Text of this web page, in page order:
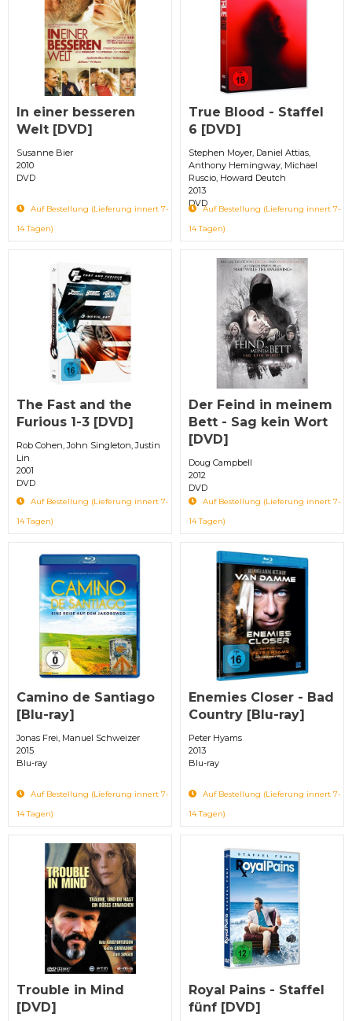
In einer besseren
Welt [DVD]
Susanne Bier
2010
DVD
Auf Bestellung (Lieferung innert 7-
14 Tagen)
True Blood - Staffel
6 [DVD]
Stephen Moyer, Daniel Attias,
Anthony Hemingway, Michael
Ruscio, Howard Deutch
2013
DVD
Auf Bestellung (Lieferung innert 7-
14 Tagen)
The Fast and the
Furious 1-3 [DVD]
Rob Cohen, John Singleton, Justin
Lin
2001
DVD
Auf Bestellung (Lieferung innert 7-
14 Tagen)
Der Feind in meinem
Bett - Sag kein Wort
[DVD]
Doug Campbell
2012
DVD
Auf Bestellung (Lieferung innert 7-
14 Tagen)
Camino de Santiago
[Blu-ray]
Jonas Frei, Manuel Schweizer
2015
Blu-ray
Auf Bestellung (Lieferung innert 7-
14 Tagen)
Enemies Closer - Bad
Country [Blu-ray]
Peter Hyams
2013
Blu-ray
Auf Bestellung (Lieferung innert 7-
14 Tagen)
Trouble in Mind
[DVD]
Royal Pains - Staffel
fünf [DVD]